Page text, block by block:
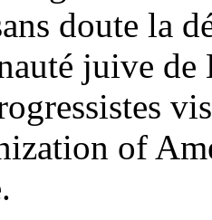
doute la
juive
of